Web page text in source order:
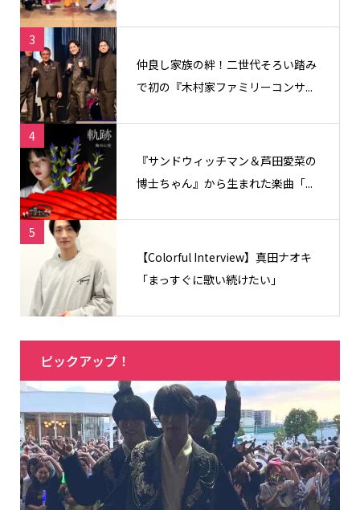
3
仲良し家族の絆！二世代そろい踏み
で初の『木村家ファミリーコンサ...
4
『サンドウィッチマン＆芦田愛菜の
博士ちゃん』から生まれた楽曲「...
5
【Colorful Interview】真田ナオキ
「まっすぐに歌い続けたい」
ピックアップ！